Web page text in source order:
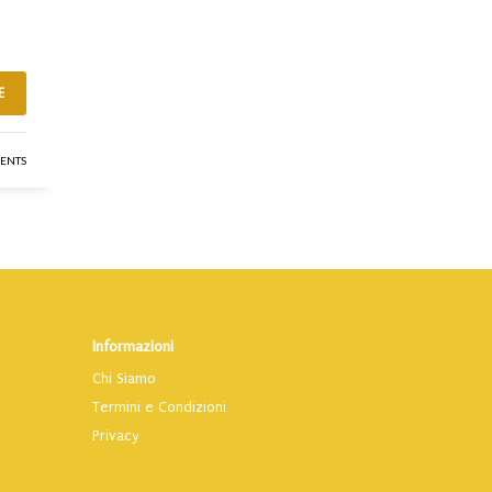
Informazioni
Chi Siamo
Termini e Condizioni
Privacy